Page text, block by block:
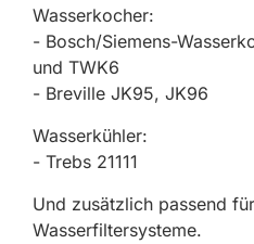
Wasserkocher:
- Bosch/Siemens-
und TWK6
- Breville JK95, JK96
Wasserkühler:
- Trebs 21111
Und zusätzlich passend
Wasserfiltersysteme.